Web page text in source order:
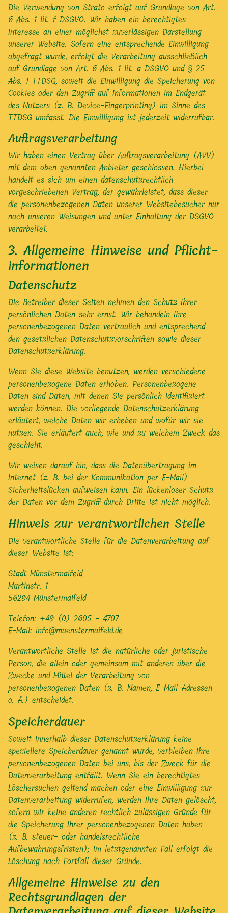
Die Verwendung von Strato erfolgt auf Grundlage von Art.
6 Abs. 1 lit. f DSGVO. Wir haben ein berechtigtes
Interesse an einer möglichst zuverlässigen Darstellung
unserer Website. Sofern eine entsprechende Einwilligung
abgefragt wurde, erfolgt die Verarbeitung ausschließlich
auf Grundlage von Art. 6 Abs. 1 lit. a DSGVO und § 25
Abs. 1 TTDSG, soweit die Einwilligung die Speicherung von
Cookies oder den Zugriff auf Informationen im Endgerät
des Nutzers (z. B. Device-Fingerprinting) im Sinne des
TTDSG umfasst. Die Einwilligung ist jederzeit widerrufbar.
Auftragsverarbeitung
Wir haben einen Vertrag über Auftragsverarbeitung (AVV)
mit dem oben genannten Anbieter geschlossen. Hierbei
handelt es sich um einen datenschutzrechtlich
vorgeschriebenen Vertrag, der gewährleistet, dass dieser
die personenbezogenen Daten unserer Websitebesucher nur
nach unseren Weisungen und unter Einhaltung der DSGVO
verarbeitet.
3. Allgemeine Hinweise und Pflicht­
informationen
Datenschutz
Die Betreiber dieser Seiten nehmen den Schutz Ihrer
persönlichen Daten sehr ernst. Wir behandeln Ihre
personenbezogenen Daten vertraulich und entsprechend
den gesetzlichen Datenschutzvorschriften sowie dieser
Datenschutzerklärung.
Wenn Sie diese Website benutzen, werden verschiedene
personenbezogene Daten erhoben. Personenbezogene
Daten sind Daten, mit denen Sie persönlich identifiziert
werden können. Die vorliegende Datenschutzerklärung
erläutert, welche Daten wir erheben und wofür wir sie
nutzen. Sie erläutert auch, wie und zu welchem Zweck das
geschieht.
Wir weisen darauf hin, dass die Datenübertragung im
Internet (z. B. bei der Kommunikation per E-Mail)
Sicherheitslücken aufweisen kann. Ein lückenloser Schutz
der Daten vor dem Zugriff durch Dritte ist nicht möglich.
Hinweis zur verantwortlichen Stelle
Die verantwortliche Stelle für die Datenverarbeitung auf
dieser Website ist:
Stadt Münstermaifeld
Martinstr. 1
56294 Münstermaifeld
Telefon: +49 (0) 2605 - 4707
E-Mail: info@muenstermaifeld.de
Verantwortliche Stelle ist die natürliche oder juristische
Person, die allein oder gemeinsam mit anderen über die
Zwecke und Mittel der Verarbeitung von
personenbezogenen Daten (z. B. Namen, E-Mail-Adressen
o. Ä.) entscheidet.
Speicherdauer
Soweit innerhalb dieser Datenschutzerklärung keine
speziellere Speicherdauer genannt wurde, verbleiben Ihre
personenbezogenen Daten bei uns, bis der Zweck für die
Datenverarbeitung entfällt. Wenn Sie ein berechtigtes
Löschersuchen geltend machen oder eine Einwilligung zur
Datenverarbeitung widerrufen, werden Ihre Daten gelöscht,
sofern wir keine anderen rechtlich zulässigen Gründe für
die Speicherung Ihrer personenbezogenen Daten haben
(z. B. steuer- oder handelsrechtliche
Aufbewahrungsfristen); im letztgenannten Fall erfolgt die
Löschung nach Fortfall dieser Gründe.
Allgemeine Hinweise zu den
Rechtsgrundlagen der